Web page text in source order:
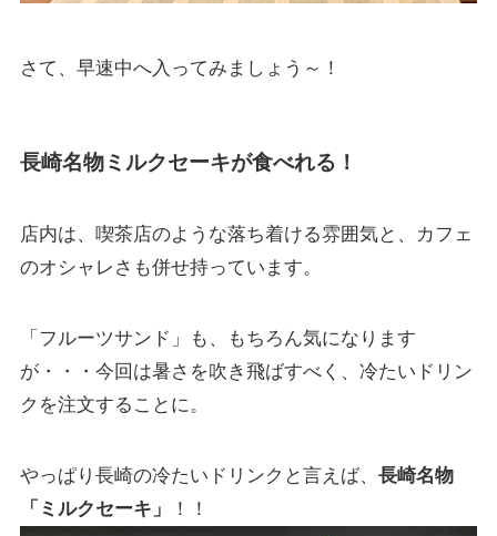
さて、早速中へ入ってみましょう～！
長崎名物ミルクセーキが食べれる！
店内は、喫茶店のような落ち着ける雰囲気と、カフェ
のオシャレさも併せ持っています。
「フルーツサンド」も、もちろん気になります
が・・・今回は暑さを吹き飛ばすべく、冷たいドリン
クを注文することに。
やっぱり長崎の冷たいドリンクと言えば、 長崎名物
「ミルクセーキ」
！！